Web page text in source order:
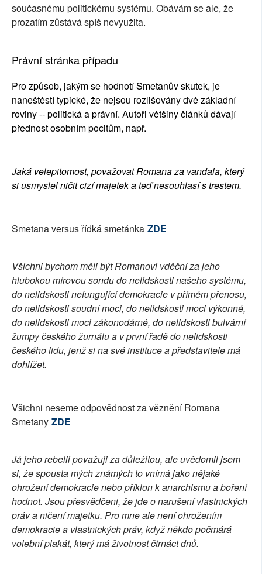
současnému politickému systému. Obávám se ale, že
prozatím zůstává spíš nevyužita.
Právní stránka případu
Pro způsob, jakým se hodnotí Smetanův skutek, je
naneštěstí typické, že nejsou rozlišovány dvě základní
roviny -- politická a právní. Autoři většiny článků dávají
přednost osobním pocitům, např.
Jaká velepitomost, považovat Romana za vandala, který
si usmyslel ničit cizí majetek a teď nesouhlasí s trestem.
Smetana versus řídká smetánka ZDE
Všichni bychom měli být Romanovi vděční za jeho
hlubokou mírovou sondu do nelidskosti našeho systému,
do nelidskosti nefungující demokracie v přímém přenosu,
do nelidskosti soudní moci, do nelidskosti moci výkonné,
do nelidskosti moci zákonodárné, do nelidskosti bulvární
žumpy českého žurnálu a v první řadě do nelidskosti
českého lidu, jenž si na své instituce a představitele má
dohlížet.
Všichni neseme odpovědnost za věznění Romana
Smetany ZDE
Já jeho rebelii považuji za důležitou, ale uvědomil jsem
si, že spousta mých známých to vnímá jako nějaké
ohrožení demokracie nebo příklon k anarchismu a boření
hodnot. Jsou přesvědčeni, že jde o narušení vlastnických
práv a ničení majetku. Pro mne ale není ohrožením
demokracie a vlastnických práv, když někdo počmárá
volební plakát, který má životnost čtrnáct dnů.